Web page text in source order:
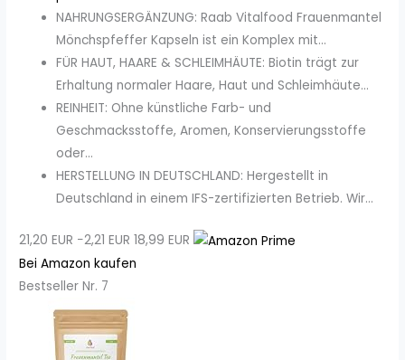
NAHRUNGSERGÄNZUNG: Raab Vitalfood Frauenmantel
Mönchspfeffer Kapseln ist ein Komplex mit...
FÜR HAUT, HAARE & SCHLEIMHÄUTE: Biotin trägt zur
Erhaltung normaler Haare, Haut und Schleimhäute...
REINHEIT: Ohne künstliche Farb- und
Geschmacksstoffe, Aromen, Konservierungsstoffe
oder...
HERSTELLUNG IN DEUTSCHLAND: Hergestellt in
Deutschland in einem IFS-zertifizierten Betrieb. Wir...
21,20 EUR −2,21 EUR 18,99 EUR
Bei Amazon kaufen
Bestseller Nr. 7